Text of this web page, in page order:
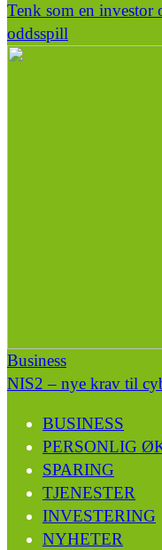
Tenk som en investor
oddsspill
Business
NIS2 – nye krav til
BUSINESS
PERSONLIG
SPARING
TJENESTER
INVESTERING
NYHETER